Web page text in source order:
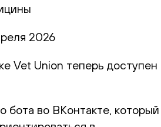
2026
Vet Union теперь доступен
бота во ВКонтакте, который